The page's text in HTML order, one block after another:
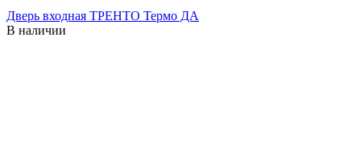
Дверь входная ТРЕНТО Термо ДА
В наличии